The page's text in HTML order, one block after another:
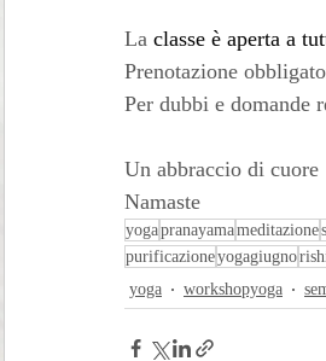
La classe è aperta a
Prenotazione
Per dubbi e domande
Un abbraccio di cuore
Namaste
yogapranayamameditazione
purificazioneyogagiugno
yoga
workshopyoga